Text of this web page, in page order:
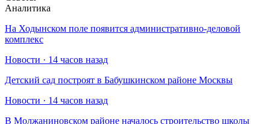
Аналитика
На Ходынском поле появится административно-деловой
комплекс
Новости · 14 часов назад
Детский сад построят в Бабушкинском районе Москвы
Новости · 14 часов назад
В Молжаниновском районе началось строительство школы